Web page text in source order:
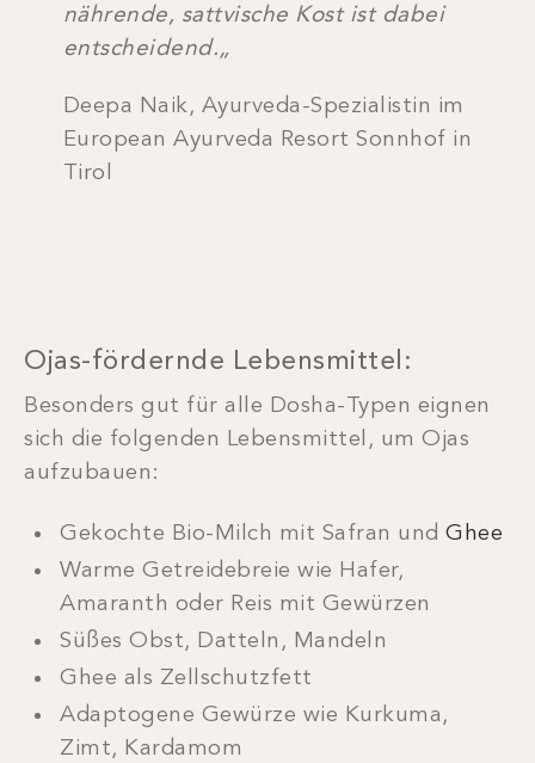
nährende, sattvische Kost ist dabei
entscheidend.„
Deepa Naik, Ayurveda-Spezialistin im
European Ayurveda Resort Sonnhof in
Tirol
Ojas-fördernde Lebensmittel:
Besonders gut für alle Dosha-Typen eignen
sich die folgenden Lebensmittel, um Ojas
aufzubauen:
Gekochte Bio-Milch mit Safran und Ghee
Warme Getreidebreie wie Hafer,
Amaranth oder Reis mit Gewürzen
Süßes Obst, Datteln, Mandeln
Ghee als Zellschutzfett
Adaptogene Gewürze wie Kurkuma,
Zimt, Kardamom